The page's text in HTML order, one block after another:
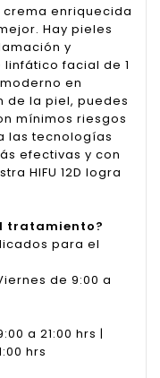
enriquecida
Hay pieles
y
facial de 1
moderno en
de la piel, puedes
mínimos riesgos
las tecnologías
efectivas y con
HIFU 12D logra
tratamiento?
para el
de 9:00 a
a 21:00 hrs |
hrs